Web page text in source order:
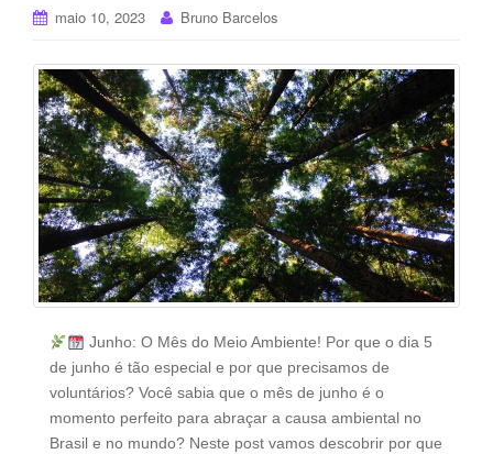
maio 10, 2023 Bruno Barcelos
Junho: O Mês do Meio Ambiente! Por que o dia 5
de junho é tão especial e por que precisamos de
voluntários? Você sabia que o mês de junho é o
momento perfeito para abraçar a causa ambiental no
Brasil e no mundo? Neste post vamos descobrir por que